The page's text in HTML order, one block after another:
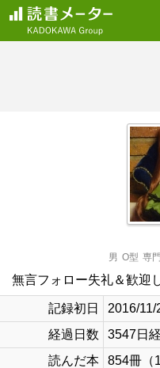
男 O型 専
無言フォロー失礼＆歓迎
記録初日
2016/11/
経過日数
3547日
読んだ本
854冊（